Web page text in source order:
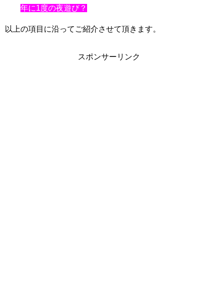
年に1度の夜遊び？
以上の項目に沿ってご紹介させて頂きます。
スポンサーリンク